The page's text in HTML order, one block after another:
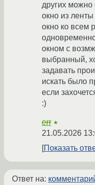
других можно
окно из ленты
окно ко всем
окном с
выбранный,
задавать
искать было
если
:)
err ★
21.05.2026
Показать
Ответ на: